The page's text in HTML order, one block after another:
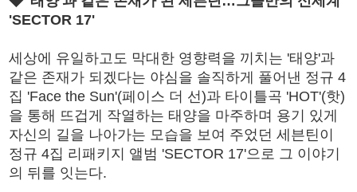
'SECTOR 17'
세상에 유일하고도 막대한 영향력을 끼치는 '태양'과
같은 존재가 되겠다는 야심을 솔직하게 풀어낸 정규 4
집 'Face the Sun'(페이스 더 선)과 타이틀곡 'HOT'(핫)
을 통해 뜨겁게 작열하는 태양을 마주하며 용기 있게
자신의 길을 나아가는 모습을 보여 주었던 세븐틴이
정규 4집 리패키지 앨범 'SECTOR 17'으로 그 이야기
의 뒤를 잇는다.